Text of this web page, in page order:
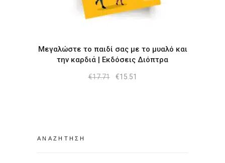
Μεγαλώστε το παιδί σας με το μυαλό και
την καρδιά | Εκδόσεις Διόπτρα
€17.71
Original
€15.51